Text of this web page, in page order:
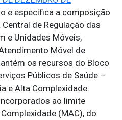
e especifica a composição
de Regulação das
e Unidades Móveis,
Móvel de
os recursos do Bloco
Públicos de Saúde –
e Alta Complexidade
ao limite
(MAC), do